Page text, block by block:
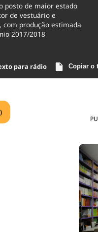
posto de maior estado
de vestuário e
com produção estimada
2017/2018
para rádio Copiar o